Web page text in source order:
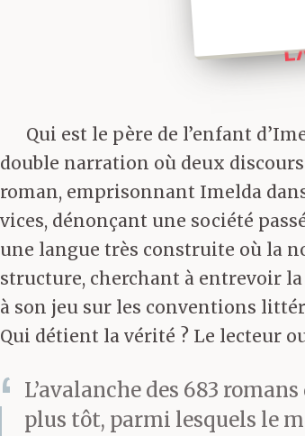
Qui est le père de l’enfant
double narration où deux
roman, emprisonnant Imelda
vices, dénonçant une société
une langue très construite où la
structure, cherchant à entrevoir la
à son jeu sur les conventions
Qui détient la vérité ? Le lecteur
L’avalanche des 683
plus tôt, parmi lesquels le